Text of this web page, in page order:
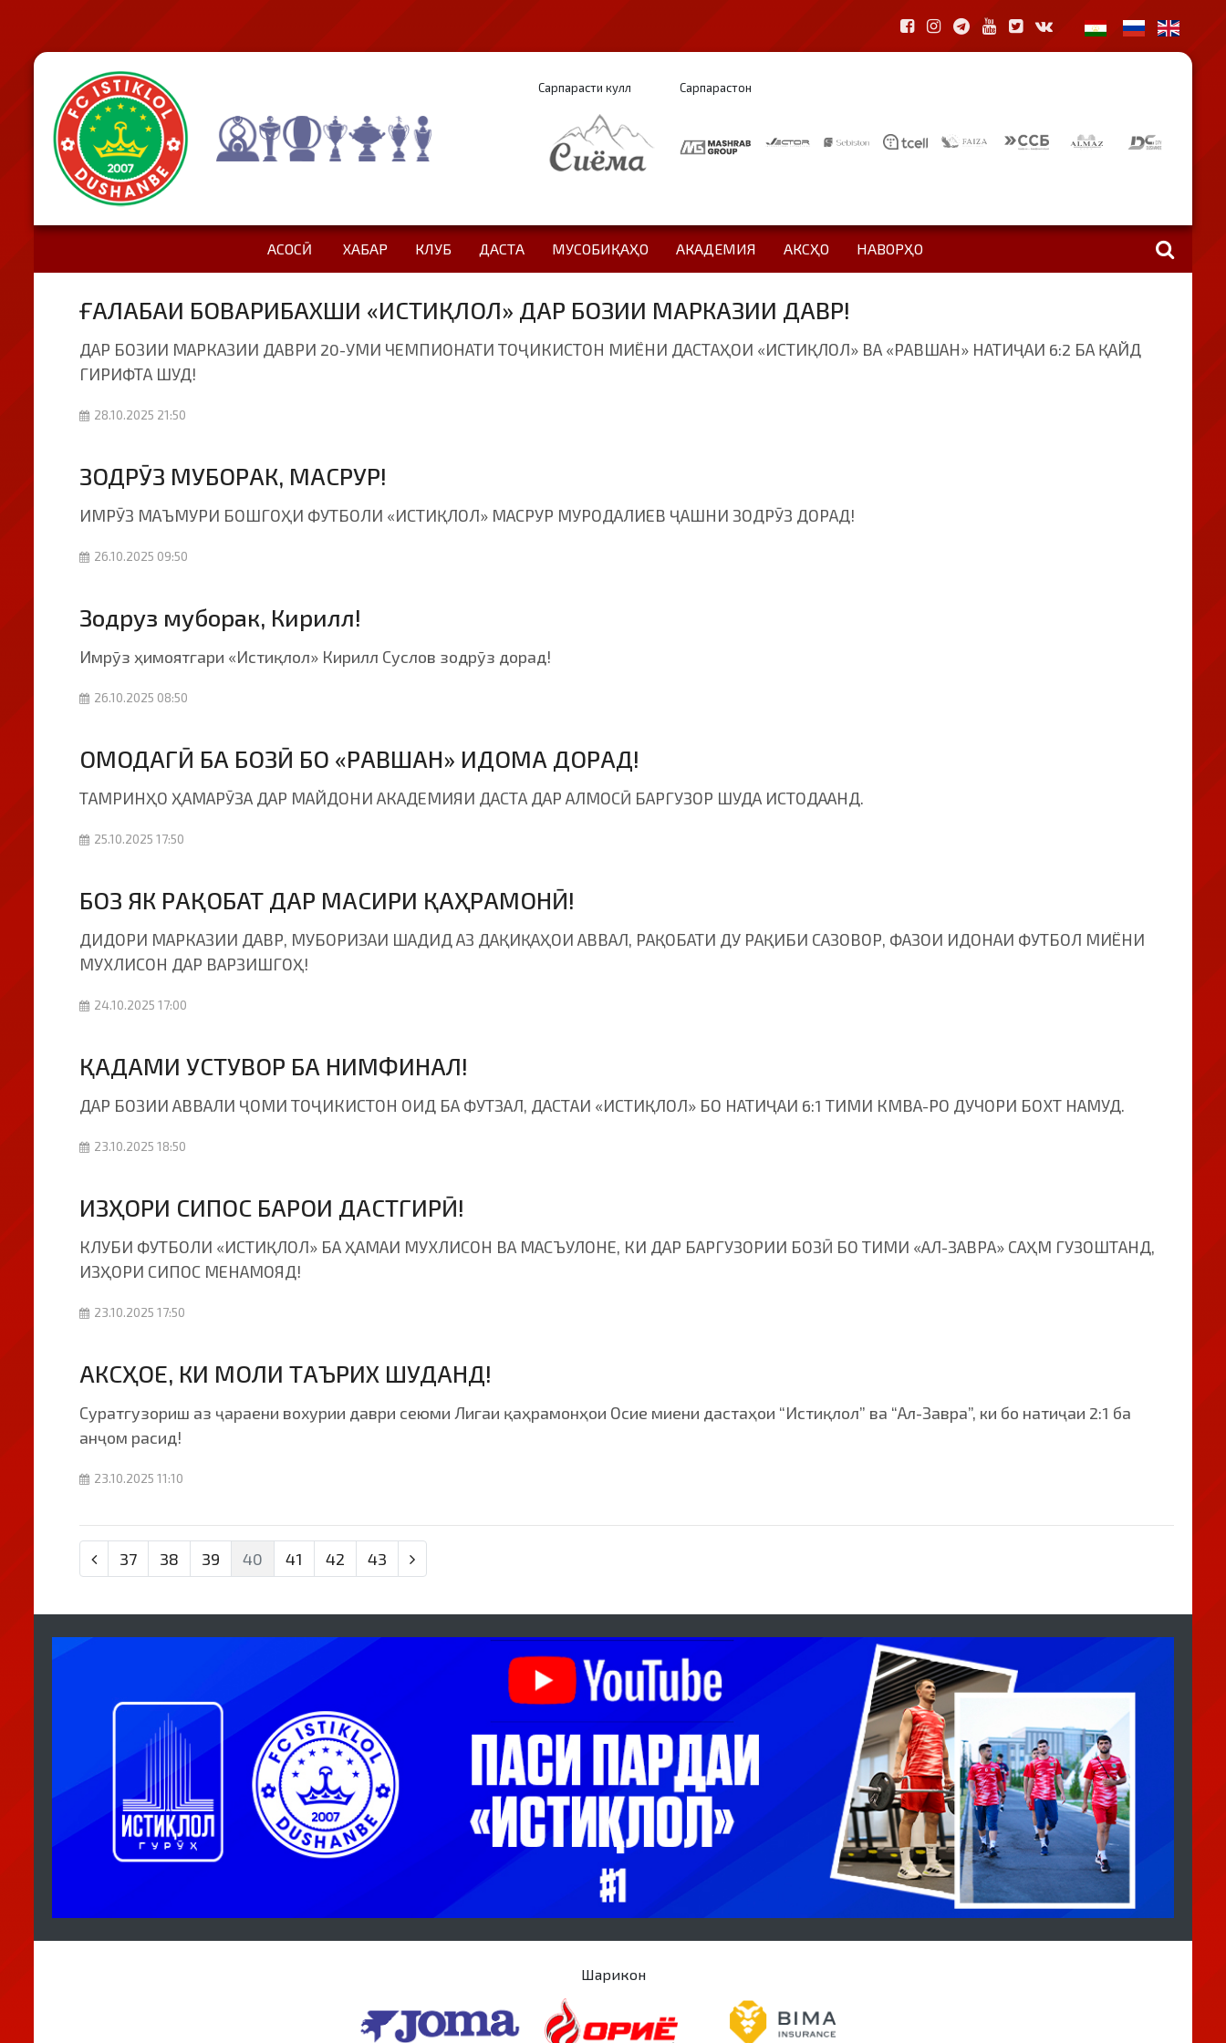
Сарпарасти кулл Сарпарастон
АСОСӢ ХАБАР КЛУБ ДАСТА МУСОБИҚАҲО АКАДЕМИЯ АКСҲО НАВОРҲО
ҒАЛАБАИ БОВАРИБАХШИ «ИСТИҚЛОЛ» ДАР БОЗИИ МАРКАЗИИ ДАВР!
ДАР БОЗИИ МАРКАЗИИ ДАВРИ 20-УМИ ЧЕМПИОНАТИ ТОҶИКИСТОН МИЁНИ ДАСТАҲОИ «ИСТИҚЛОЛ» ВА «РАВШАН» НАТИҶАИ 6:2 БА ҚАЙД
ГИРИФТА ШУД!
28.10.2025 21:50
ЗОДРӮЗ МУБОРАК, МАСРУР!
ИМРӮЗ МАЪМУРИ БОШГОҲИ ФУТБОЛИ «ИСТИҚЛОЛ» МАСРУР МУРОДАЛИЕВ ҶАШНИ ЗОДРӮЗ ДОРАД!
26.10.2025 09:50
Зодруз муборак, Кирилл!
Имрӯз ҳимоятгари «Истиқлол» Кирилл Суслов зодрӯз дорад!
26.10.2025 08:50
ОМОДАГӢ БА БОЗӢ БО «РАВШАН» ИДОМА ДОРАД!
ТАМРИНҲО ҲАМАРӮЗА ДАР МАЙДОНИ АКАДЕМИЯИ ДАСТА ДАР АЛМОСӢ БАРГУЗОР ШУДА ИСТОДААНД.
25.10.2025 17:50
БОЗ ЯК РАҚОБАТ ДАР МАСИРИ ҚАҲРАМОНӢ!
ДИДОРИ МАРКАЗИИ ДАВР, МУБОРИЗАИ ШАДИД АЗ ДАҚИҚАҲОИ АВВАЛ, РАҚОБАТИ ДУ РАҚИБИ САЗОВОР, ФАЗОИ ИДОНАИ ФУТБОЛ МИЁНИ
МУХЛИСОН ДАР ВАРЗИШГОҲ!
24.10.2025 17:00
ҚАДАМИ УСТУВОР БА НИМФИНАЛ!
ДАР БОЗИИ АВВАЛИ ҶОМИ ТОҶИКИСТОН ОИД БА ФУТЗАЛ, ДАСТАИ «ИСТИҚЛОЛ» БО НАТИҶАИ 6:1 ТИМИ КМВА-РО ДУЧОРИ БОХТ НАМУД.
23.10.2025 18:50
ИЗҲОРИ СИПОС БАРОИ ДАСТГИРӢ!
КЛУБИ ФУТБОЛИ «ИСТИҚЛОЛ» БА ҲАМАИ МУХЛИСОН ВА МАСЪУЛОНЕ, КИ ДАР БАРГУЗОРИИ БОЗӢ БО ТИМИ «АЛ-ЗАВРА» САҲМ ГУЗОШТАНД,
ИЗҲОРИ СИПОС МЕНАМОЯД!
23.10.2025 17:50
АКСҲОЕ, КИ МОЛИ ТАЪРИХ ШУДАНД!
Суратгузориш аз ҷараени вохурии даври сеюми Лигаи қаҳрамонҳои Осие миени дастаҳои “Истиқлол” ва “Ал-Завра”, ки бо натиҷаи 2:1 ба
анҷом расид!
23.10.2025 11:10
37 38 39 40 41 42 43
Шарикон